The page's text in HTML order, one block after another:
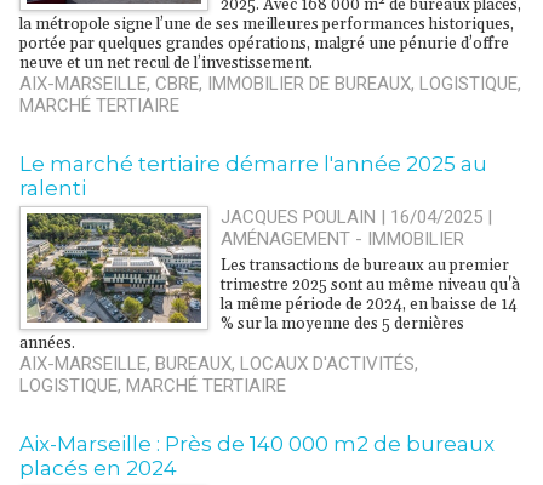
2025. Avec 168 000 m² de bureaux placés,
la métropole signe l’une de ses meilleures performances historiques,
portée par quelques grandes opérations, malgré une pénurie d’offre
neuve et un net recul de l’investissement.
AIX-MARSEILLE, CBRE, IMMOBILIER DE BUREAUX, LOGISTIQUE,
MARCHÉ TERTIAIRE
Le marché tertiaire démarre l'année 2025 au
ralenti
JACQUES POULAIN | 16/04/2025 |
AMÉNAGEMENT - IMMOBILIER
Les transactions de bureaux au premier
trimestre 2025 sont au même niveau qu'à
la même période de 2024, en baisse de 14
% sur la moyenne des 5 dernières
années.
AIX-MARSEILLE, BUREAUX, LOCAUX D'ACTIVITÉS,
LOGISTIQUE, MARCHÉ TERTIAIRE
Aix-Marseille : Près de 140 000 m2 de bureaux
placés en 2024